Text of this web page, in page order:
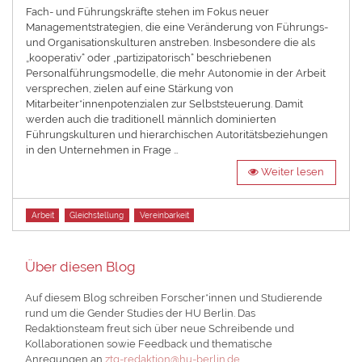
Fach- und Führungskräfte stehen im Fokus neuer
Managementstrategien, die eine Veränderung von Führungs-
und Organisationskulturen anstreben. Insbesondere die als
„kooperativ“ oder „partizipatorisch“ beschriebenen
Personalführungsmodelle, die mehr Autonomie in der Arbeit
versprechen, zielen auf eine Stärkung von
Mitarbeiter*innenpotenzialen zur Selbststeuerung. Damit
werden auch die traditionell männlich dominierten
Führungskulturen und hierarchischen Autoritätsbeziehungen
in den Unternehmen in Frage …
Weiter lesen
Tags
Arbeit Gleichstellung Vereinbarkeit
Über diesen Blog
Auf diesem Blog schreiben Forscher*innen und Studierende
rund um die Gender Studies der HU Berlin. Das
Redaktionsteam freut sich über neue Schreibende und
Kollaborationen sowie Feedback und thematische
Anregungen anztg-redaktion@hu-berlin.de